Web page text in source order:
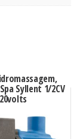
Syllent 1/2CV